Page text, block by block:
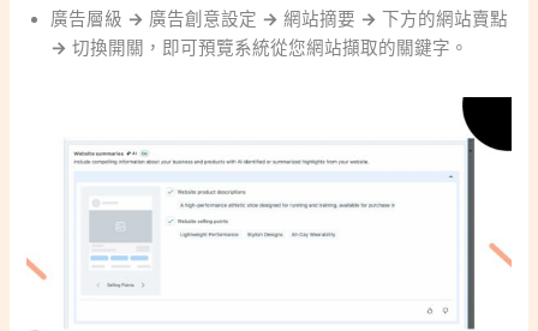
廣告層級 → 廣告創意設定 → 網站摘要 → 下方的網站賣點
→ 切換開關，即可預覽系統從您網站擷取的關鍵字。